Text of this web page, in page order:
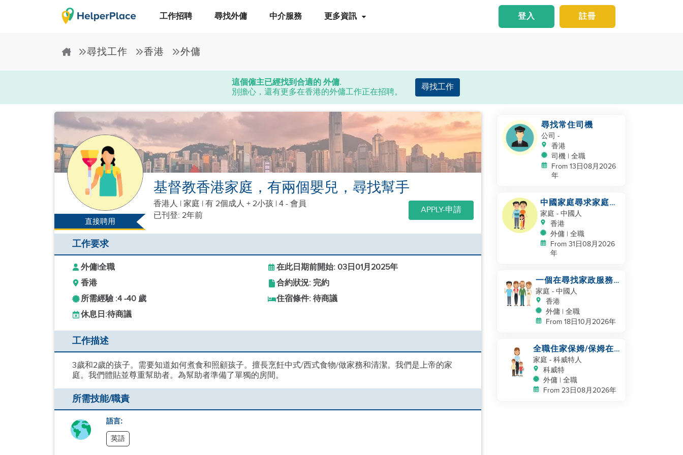
工作招聘 尋找外傭 中介服務 更多資訊 註冊
登入
尋找工作 香港 外傭
這個僱主已經找到合適的 外傭.
別擔心，還有更多在香港的外傭工作正在招聘。
尋找工作
直接聘用
基督教香港家庭，有兩個嬰兒，尋找幫手
香港人 | 家庭 | 有 2個成人 + 2小孩 | 4 - 會員
已刊登: 2年前
APPLY-申請
工作要求
外傭|全職
在此日期前開始: 03日01月2025年
香港
合約狀況: 完約
所需經驗 :4 -40 歲
住宿條件: 待商議
休息日:待商議
工作描述
3歲和2歲的孩子。需要知道如何煮食和照顧孩子。擅長烹飪中式/西式食物/做家務和清潔。我們是上帝的家
庭。我們體貼並尊重幫助者。為幫助者準備了單獨的房間。
所需技能/職責
語言:
英語
尋找常住司機
公司 -
香港
司機 | 全職
From 13日08月2026
年
中國家庭尋求家庭幫
手
家庭 - 中國人
香港
外傭 | 全職
From 31日08月2026
年
一個在尋找家政服務
的家庭
家庭 - 中國人
香港
外傭 | 全職
From 18日10月2026年
全職住家保姆/保姆在
kuwait 工作
家庭 - 科威特人
科威特
外傭 | 全職
From 23日08月2026年